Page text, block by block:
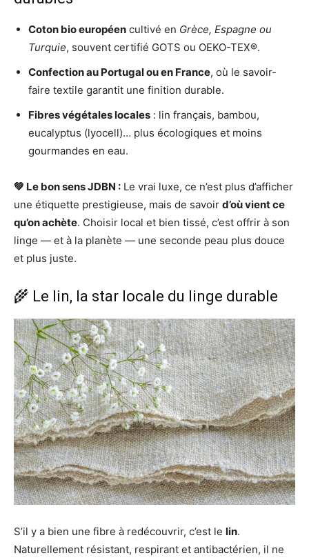
Coton bio européen cultivé en Grèce, Espagne ou
Turquie, souvent certifié GOTS ou OEKO-TEX®.
Confection au Portugal ou en France, où le savoir-
faire textile garantit une finition durable.
Fibres végétales locales : lin français, bambou,
eucalyptus (lyocell)… plus écologiques et moins
gourmandes en eau.
💚 Le bon sens JDBN : Le vrai luxe, ce n’est plus d’afficher
une étiquette prestigieuse, mais de savoir d’où vient ce
qu’on achète. Choisir local et bien tissé, c’est offrir à son
linge — et à la planète — une seconde peau plus douce
et plus juste.
🌾 Le lin, la star locale du linge durable
S’il y a bien une fibre à redécouvrir, c’est le lin.
Naturellement résistant, respirant et antibactérien, il ne